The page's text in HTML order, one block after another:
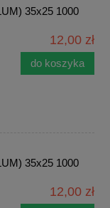
35x25 1000
12,00 zł
do koszyka
35x25 1000
12,00 zł